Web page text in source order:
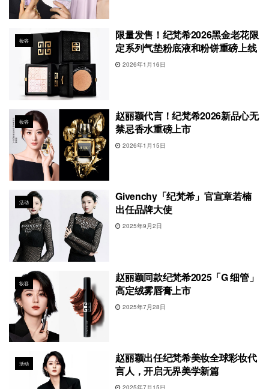
妆容
限量发售！纪梵希2026黑金老花限
定系列气垫粉底液和粉饼重磅上线
2026年1月16日
妆容
赵丽颖代言！纪梵希2026新品心无
禁忌香水重磅上市
2026年1月15日
活动
Givenchy「纪梵希」官宣章若楠
出任品牌大使
2025年9月2日
妆容
赵丽颖同款纪梵希2025「G 细管」
高定绒雾唇膏上市
2025年7月28日
活动
赵丽颖出任纪梵希美妆全球彩妆代
言人，开启无界美学新篇